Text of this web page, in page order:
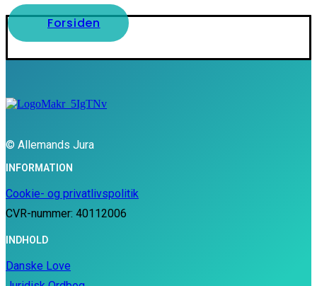
Forsiden
© Allemands Jura
INFORMATION
Cookie- og privatlivspolitik
CVR-nummer: 40112006
INDHOLD
Danske Love